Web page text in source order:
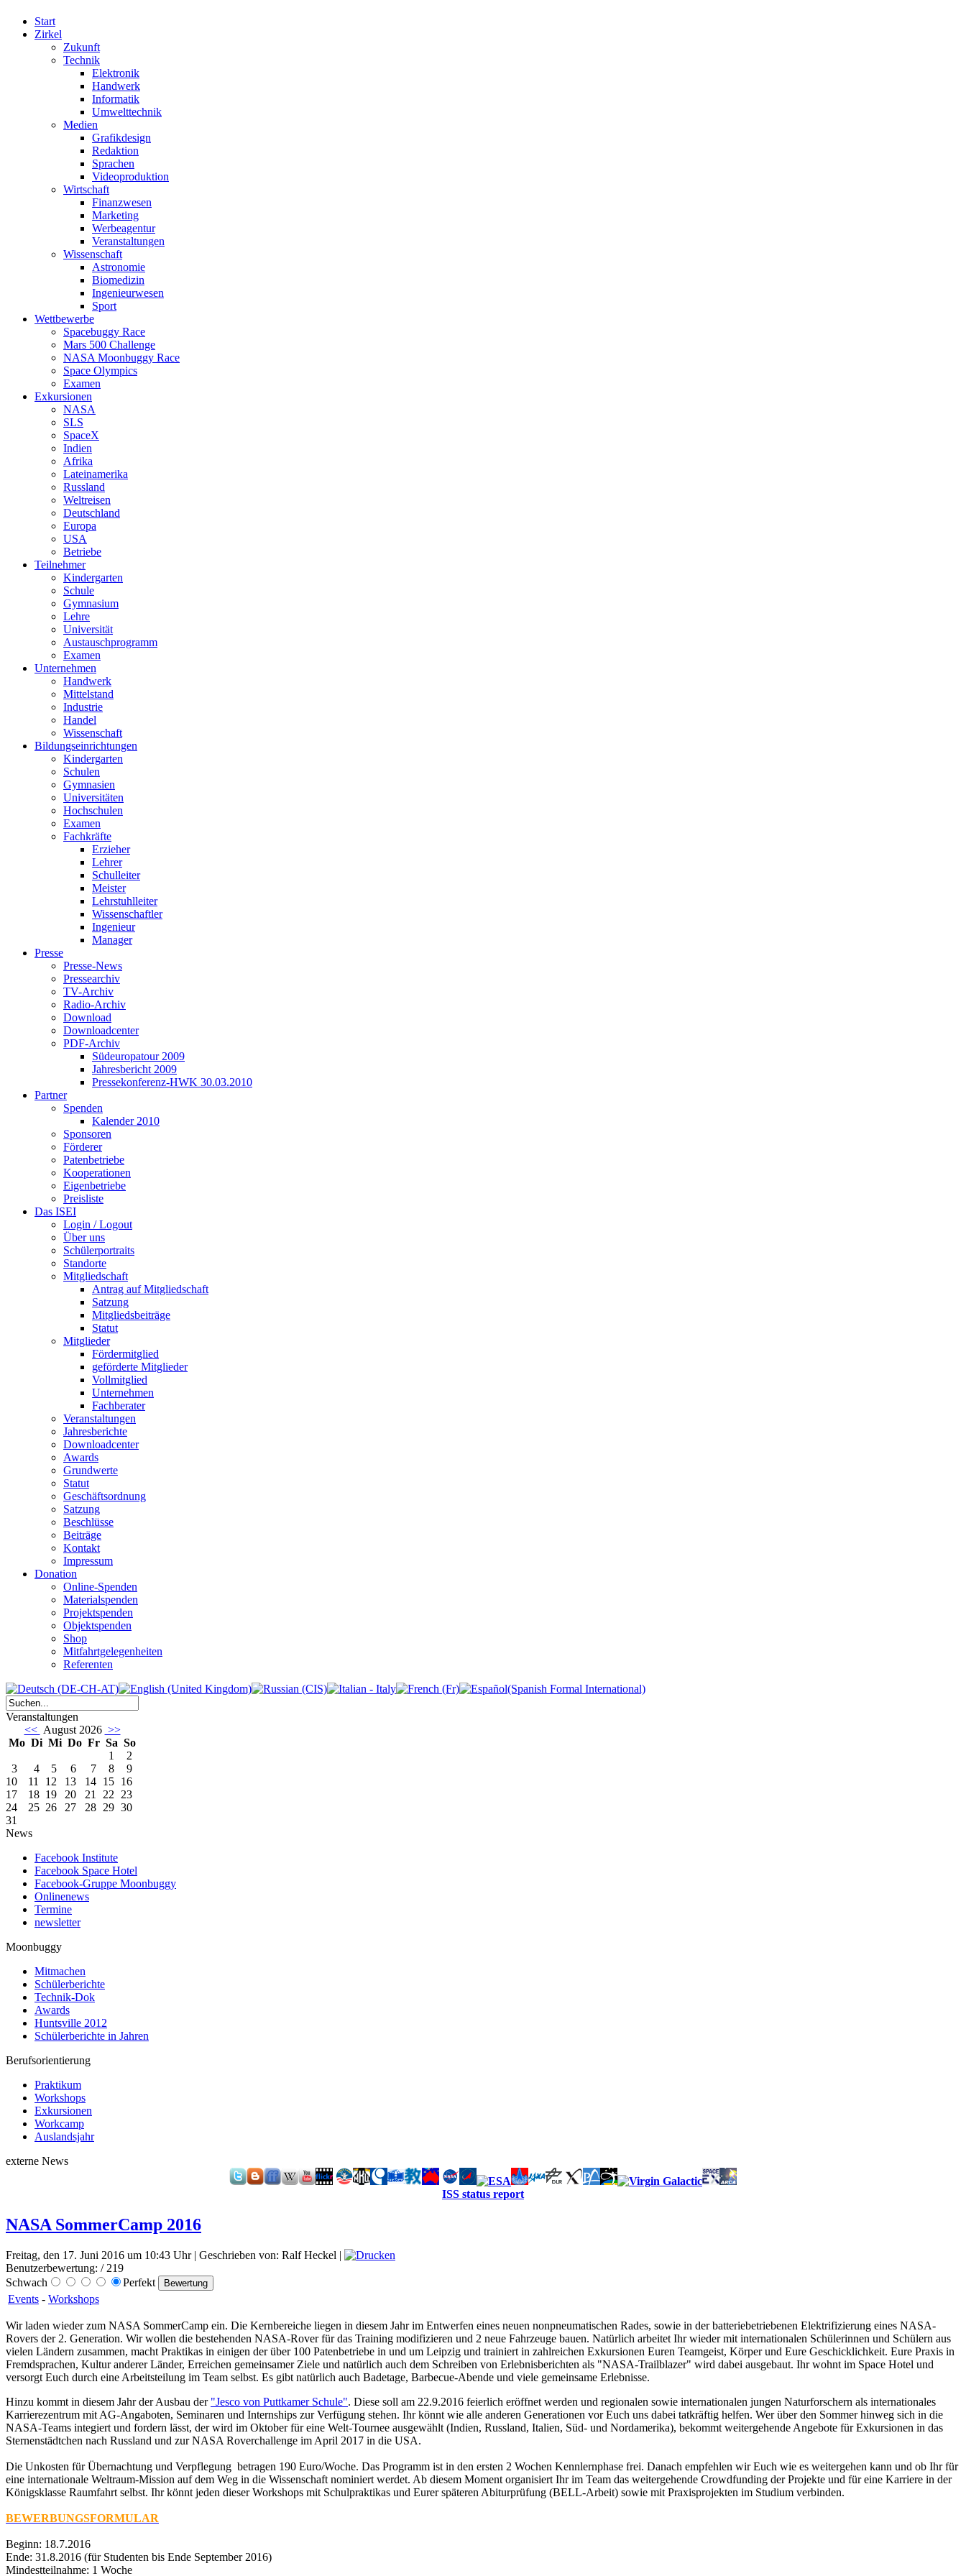
Start
Zirkel
Zukunft
Technik
Elektronik
Handwerk
Informatik
Umwelttechnik
Medien
Grafikdesign
Redaktion
Sprachen
Videoproduktion
Wirtschaft
Finanzwesen
Marketing
Werbeagentur
Veranstaltungen
Wissenschaft
Astronomie
Biomedizin
Ingenieurwesen
Sport
Wettbewerbe
Spacebuggy Race
Mars 500 Challenge
NASA Moonbuggy Race
Space Olympics
Examen
Exkursionen
NASA
SLS
SpaceX
Indien
Afrika
Lateinamerika
Russland
Weltreisen
Deutschland
Europa
USA
Betriebe
Teilnehmer
Kindergarten
Schule
Gymnasium
Lehre
Universität
Austauschprogramm
Examen
Unternehmen
Handwerk
Mittelstand
Industrie
Handel
Wissenschaft
Bildungseinrichtungen
Kindergarten
Schulen
Gymnasien
Universitäten
Hochschulen
Examen
Fachkräfte
Erzieher
Lehrer
Schulleiter
Meister
Lehrstuhlleiter
Wissenschaftler
Ingenieur
Manager
Presse
Presse-News
Pressearchiv
TV-Archiv
Radio-Archiv
Download
Downloadcenter
PDF-Archiv
Südeuropatour 2009
Jahresbericht 2009
Pressekonferenz-HWK 30.03.2010
Partner
Spenden
Kalender 2010
Sponsoren
Förderer
Patenbetriebe
Kooperationen
Eigenbetriebe
Preisliste
Das ISEI
Login / Logout
Über uns
Schülerportraits
Standorte
Mitgliedschaft
Antrag auf Mitgliedschaft
Satzung
Mitgliedsbeiträge
Statut
Mitglieder
Fördermitglied
geförderte Mitglieder
Vollmitglied
Unternehmen
Fachberater
Veranstaltungen
Jahresberichte
Downloadcenter
Awards
Grundwerte
Statut
Geschäftsordnung
Satzung
Beschlüsse
Beiträge
Kontakt
Impressum
Donation
Online-Spenden
Materialspenden
Projektspenden
Objektspenden
Shop
Mitfahrtgelegenheiten
Referenten
Veranstaltungen
<< August 2026 >>
Mo Di Mi Do Fr Sa So
1
2
3
4 5 6 7 8
9
10
11 12 13 14 15 16
17
18 19 20 21 22 23
24
25 26 27 28 29 30
31
News
Facebook Institute
Facebook Space Hotel
Facebook-Gruppe Moonbuggy
Onlinenews
Termine
newsletter
Moonbuggy
Mitmachen
Schülerberichte
Technik-Dok
Awards
Huntsville 2012
Schülerberichte in Jahren
Berufsorientierung
Praktikum
Workshops
Exkursionen
Workcamp
Auslandsjahr
externe News
ISS status report
NASA SommerCamp 2016
Freitag, den 17. Juni 2016 um 10:43 Uhr | Geschrieben von: Ralf Heckel |
Benutzerbewertung: / 219
Schwach
Perfekt
Events - Workshops
Wir laden wieder zum NASA SommerCamp ein. Die Kernbereiche liegen in diesem Jahr im Entwerfen eines neuen nonpneumatischen Rades, sowie in der batteriebetriebenen Elektrifizierung eines NASA-
Rovers der 2. Generation. Wir wollen die bestehenden NASA-Rover für das Training modifizieren und 2 neue Fahrzeuge bauen. Natürlich arbeitet Ihr wieder mit internationalen Schülerinnen und Schülern aus
vielen Ländern zusammen, macht Praktikas in einigen der über 100 Patenbetriebe in und um Leipzig und trainiert in zahlreichen Exkursionen Euren Teamgeist, Körper und Eure Geschicklichkeit. Eure Praxis in
Fremdsprachen, Kultur anderer Länder, Erreichen gemeinsamer Ziele und natürlich auch dem Schreiben von Erlebnisberichten als "NASA-Trailblazer" wird dabei ausgebaut. Ihr wohnt im Space Hotel und
versorgt Euch durch eine Arbeitsteilung im Team selbst. Es gibt natürlich auch Badetage, Barbecue-Abende und viele gemeinsame Erlebnisse.
Hinzu kommt in diesem Jahr der Ausbau der "Jesco von Puttkamer Schule". Diese soll am 22.9.2016 feierlich eröffnet werden und regionalen sowie internationalen jungen Naturforschern als internationales
Karrierezentrum mit AG-Angaboten, Seminaren und Internships zur Verfügung stehen. Ihr könnt wie alle anderen Generationen vor Euch uns dabei tatkräftig helfen. Wer über den Sommer hinweg sich in die
NASA-Teams integiert und fordern lässt, der wird im Oktober für eine Welt-Tournee ausgewählt (Indien, Russland, Italien, Süd- und Nordamerika), bekommt weitergehende Angebote für Exkursionen in das
Sternenstädtchen nach Russland und zur NASA Roverchallenge im April 2017 in die USA.
Die Unkosten für Übernachtung und Verpflegung betragen 190 Euro/Woche. Das Programm ist in den ersten 2 Wochen Kennlernphase frei. Danach empfehlen wir Euch wie es weitergehen kann und ob Ihr für
eine internationale Weltraum-Mission auf dem Weg in die Wissenschaft nominiert werdet. Ab diesem Moment organisiert Ihr im Team das weitergehende Crowdfunding der Projekte und für eine Karriere in der
Königsklasse Raumfahrt selbst. Ihr könnt jeden dieser Workshops mit Schulpraktikas und Eurer späteren Abiturprüfung (BELL-Arbeit) sowie mit Praxisprojekten im Studium verbinden.
BEWERBUNGSFORMULAR
Beginn: 18.7.2016
Ende: 31.8.2016 (für Studenten bis Ende September 2016)
Mindestteilnahme: 1 Woche